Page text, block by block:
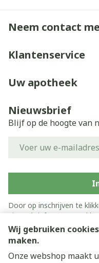
Wij gebruiken
maken.
Onze webshop maakt
Neem contact
Klantenservice
Uw apotheek
Nieuwsbrief
Blijf op de hoogte van
Door op inschrijven te
nieuwsbrief en gaat u